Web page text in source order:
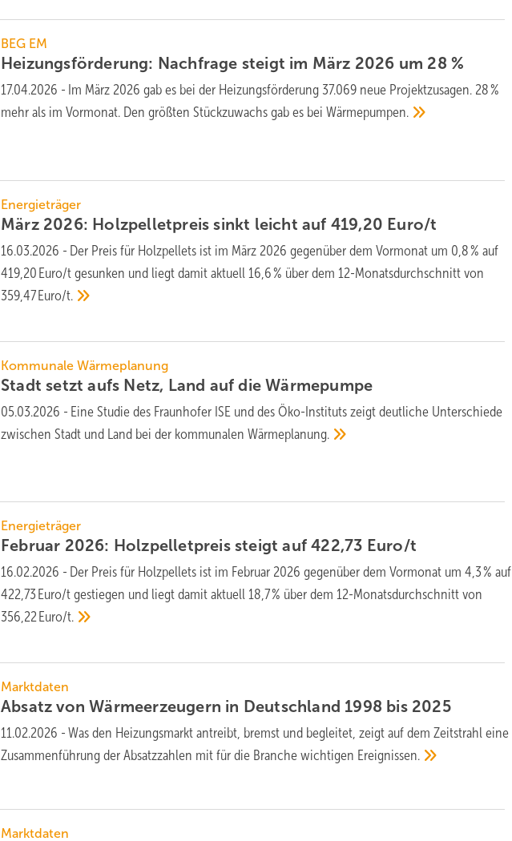
BEG EM
Heizungsförderung: Nachfrage steigt im März 2026 um 28%
17.04.2026 - Im März 2026 gab es bei der Heizungs­för­de­rung 37.069 neue Projekt­zu­sagen. 28 %
mehr als im Vor­monat. Den größ­ten Stück­zu­wachs gab es beiWärme­pumpen.
Energieträger
März 2026: Holzpellet­preis sinkt leicht auf 419,20 Euro/t
16.03.2026 - Der Preis für Holz­pellets ist im März 2026 gegen­über dem Vor­mo­nat um 0,8 % auf
419,20 Euro/t ge­sunken und liegt da­mit ak­tu­ell 16,6 % über dem 12-Monats­durch­schnitt von
359,47 Euro/t.
Kommunale Wärmeplanung
Stadt setzt aufs Netz, Land auf dieWär­me­pumpe
05.03.2026 - Eine Studie des Fraun­hofer ISE und des Öko-Insti­tuts zeigt deut­liche Unter­schiede
zwi­schen Stadt und Land bei der kom­mu­na­lenWär­me­pla­nung.
Energieträger
Februar 2026: Holzpellet­preis steigt auf 422,73 Euro/t
16.02.2026 - Der Preis für Holz­pellets ist im Februar 2026 gegen­über dem Vor­mo­nat um 4,3 % auf
422,73 Euro/t ge­stie­gen und liegt da­mit ak­tu­ell 18,7 % über dem 12-Monats­durch­schnitt von
356,22 Euro/t.
Marktdaten
Absatz von Wärmeerzeugern in Deutschland 1998 bis 2025
11.02.2026 - Was den Heizungs­markt antreibt, bremst und begleitet, zeigt auf dem Zeit­strahl eine
Zu­sammen­füh­rung der Absatzzahlen mit für die Branche wich­ti­gen Er­­eig­­nissen.
Marktdaten